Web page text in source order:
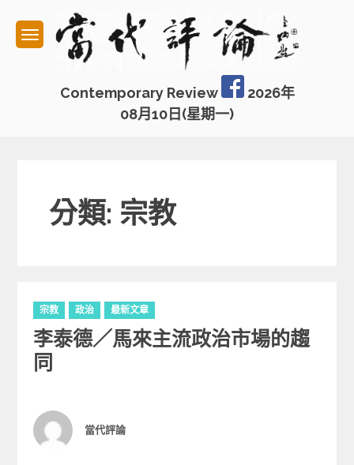
content
Contemporary Review
2026年
08月10日(星期一)
分類: 宗教
C
a
t
e
g
i
e
宗教 政治 最新文章
李泰德／馬來主流政治市場的趨
同
Author
當代評論